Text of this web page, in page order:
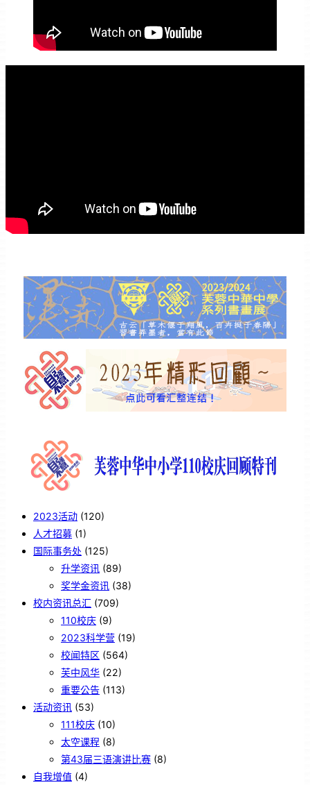
2023活动 (120)
人才招募 (1)
国际事务处 (125)
升学资讯 (89)
奖学金资讯 (38)
校内资讯总汇 (709)
110校庆 (9)
2023科学营 (19)
校闻特区 (564)
芙中风华 (22)
重要公告 (113)
活动资讯 (53)
111校庆 (10)
太空课程 (8)
第43届三语演讲比赛 (8)
自我增值 (4)